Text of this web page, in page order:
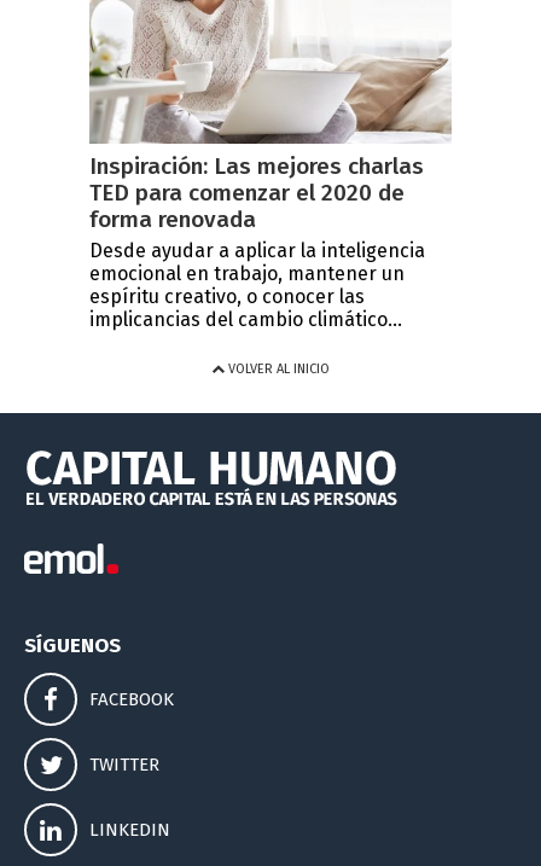
Inspiración: Las mejores charlas
TED para comenzar el 2020 de
forma renovada
Desde ayudar a aplicar la inteligencia
emocional en trabajo, mantener un
espíritu creativo, o conocer las
implicancias del cambio climático...
VOLVER AL INICIO
SÍGUENOS
FACEBOOK
TWITTER
LINKEDIN